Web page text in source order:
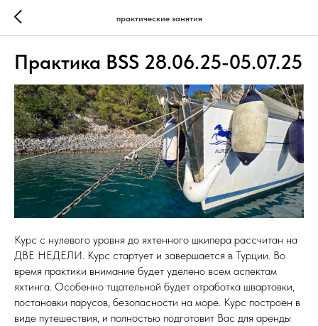
практические занятия
Практика BSS 28.06.25-05.07.25
Курс с нулевого уровня до яхтенного шкипера рассчитан на
ДВЕ НЕДЕЛИ. Курс стартует и завершается в Турции. Во
время практики внимание будет уделено всем аспектам
яхтинга. Особенно тщательной будет отработка швартовки,
постановки парусов, безопасности на море. Курс построен в
виде путешествия, и полностью подготовит Вас для аренды